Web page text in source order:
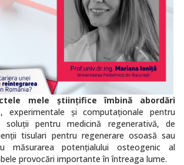
mele științifice îmbină abordări
, experimentale și computaționale pentru
soluții pentru medicină regenerativă, de
tisulari pentru regenerare osoasă sau
măsurarea potențialului osteogenic al
provocări importante în întreaga lume.